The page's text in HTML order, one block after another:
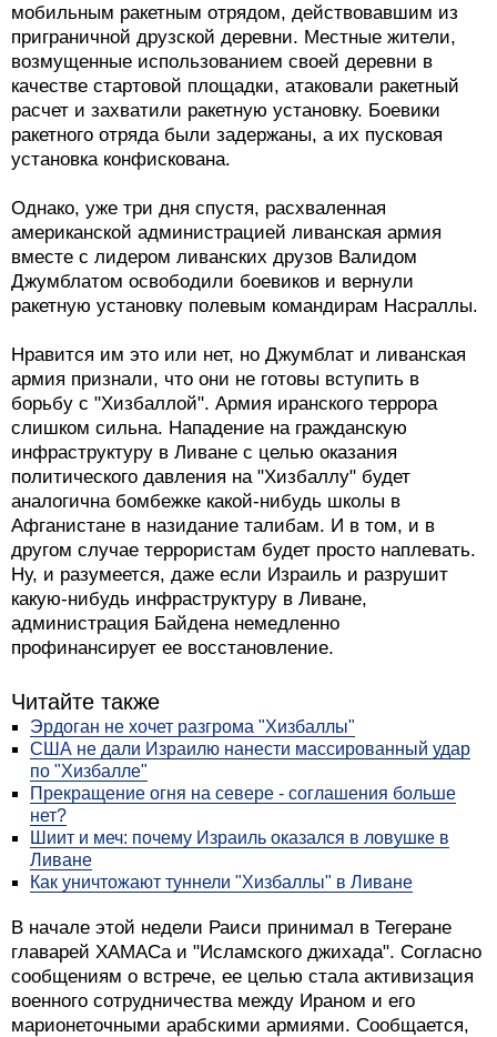
мобильным ракетным отрядом, действовавшим из
приграничной друзской деревни. Местные жители,
возмущенные использованием своей деревни в
качестве стартовой площадки, атаковали ракетный
расчет и захватили ракетную установку. Боевики
ракетного отряда были задержаны, а их пусковая
установка конфискована.
Однако, уже три дня спустя, расхваленная
американской администрацией ливанская армия
вместе с лидером ливанских друзов Валидом
Джумблатом освободили боевиков и вернули
ракетную установку полевым командирам Насраллы.
Нравится им это или нет, но Джумблат и ливанская
армия признали, что они не готовы вступить в
борьбу с "Хизбаллой". Армия иранского террора
слишком сильна. Нападение на гражданскую
инфраструктуру в Ливане с целью оказания
политического давления на "Хизбаллу" будет
аналогична бомбежке какой-нибудь школы в
Афганистане в назидание талибам. И в том, и в
другом случае террористам будет просто наплевать.
Ну, и разумеется, даже если Израиль и разрушит
какую-нибудь инфраструктуру в Ливане,
администрация Байдена немедленно
профинансирует ее восстановление.
Читайте также
Эрдоган не хочет разгрома "Хизбаллы"
США не дали Израилю нанести массированный удар
по "Хизбалле"
Прекращение огня на севере - соглашения больше
нет?
Шиит и меч: почему Израиль оказался в ловушке в
Ливане
Как уничтожают туннели "Хизбаллы" в Ливане
В начале этой недели Раиси принимал в Тегеране
главарей ХАМАСа и "Исламского джихада". Согласно
сообщениям о встрече, ее целью стала активизация
военного сотрудничества между Ираном и его
марионеточными арабскими армиями. Сообщается,